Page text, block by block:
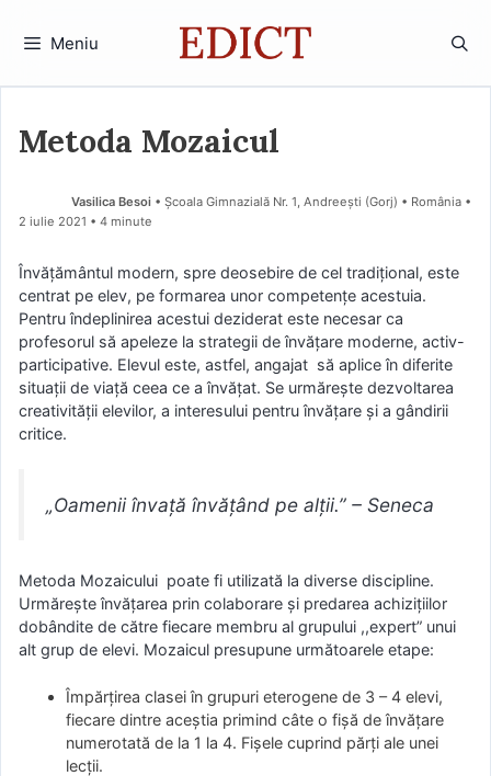
Meniu
Metoda Mozaicul
Vasilica Besoi • Școala Gimnazială Nr. 1, Andreești (Gorj) • România
2 iulie 2021 • 4 minute
Învățământul modern, spre deosebire de cel tradițional, este
centrat pe elev, pe formarea unor competențe acestuia.
Pentru îndeplinirea acestui deziderat este necesar ca
profesorul să apeleze la strategii de învățare moderne, activ-
participative. Elevul este, astfel, angajat să aplice în diferite
situații de viață ceea ce a învățat. Se urmărește dezvoltarea
creativității elevilor, a interesului pentru învățare și a gândirii
critice.
„Oamenii învață învățând pe alții.” – Seneca
Metoda Mozaicului poate fi utilizată la diverse discipline.
Urmărește învățarea prin colaborare şi predarea achizițiilor
dobândite de către fiecare membru al grupului ,,expert” unui
alt grup de elevi. Mozaicul presupune următoarele etape:
Împărţirea clasei în grupuri eterogene de 3 – 4 elevi,
fiecare dintre aceştia primind câte o fişă de învăţare
numerotată de la 1 la 4. Fişele cuprind părţi ale unei
lecţii.